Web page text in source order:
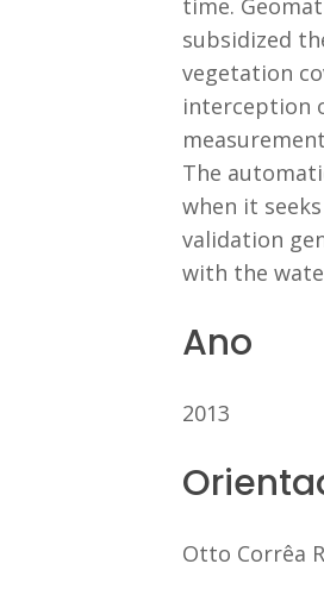
time.
subsidized
vegetation
interception
The
when it
validation
with the
Ano
2013
Otto Corrêa